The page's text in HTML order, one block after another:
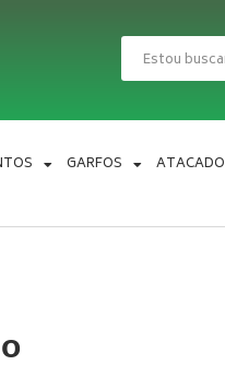
Pesquisar
GARFOS ATACADO